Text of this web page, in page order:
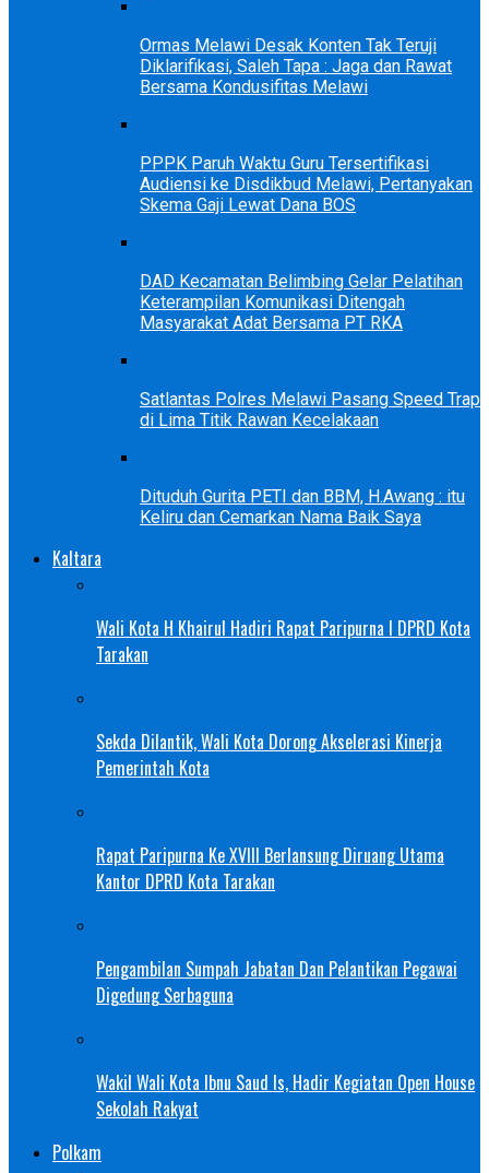
Ormas Melawi Desak Konten Tak Teruji
Diklarifikasi, Saleh Tapa : Jaga dan Rawat
Bersama Kondusifitas Melawi
PPPK Paruh Waktu Guru Tersertifikasi
Audiensi ke Disdikbud Melawi, Pertanyakan
Skema Gaji Lewat Dana BOS
DAD Kecamatan Belimbing Gelar Pelatihan
Keterampilan Komunikasi Ditengah
Masyarakat Adat Bersama PT RKA
Satlantas Polres Melawi Pasang Speed Trap
di Lima Titik Rawan Kecelakaan
Dituduh Gurita PETI dan BBM, H.Awang : itu
Keliru dan Cemarkan Nama Baik Saya
Kaltara
Wali Kota H Khairul Hadiri Rapat Paripurna I DPRD Kota
Tarakan
Sekda Dilantik, Wali Kota Dorong Akselerasi Kinerja
Pemerintah Kota
Rapat Paripurna Ke XVIII Berlansung Diruang Utama
Kantor DPRD Kota Tarakan
Pengambilan Sumpah Jabatan Dan Pelantikan Pegawai
Digedung Serbaguna
Wakil Wali Kota Ibnu Saud Is, Hadir Kegiatan Open House
Sekolah Rakyat
Polkam